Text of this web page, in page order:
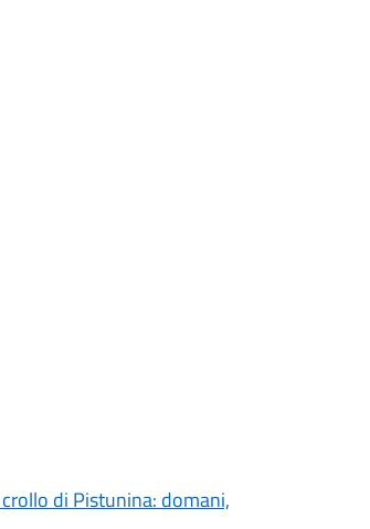
di Pistunina: domani,